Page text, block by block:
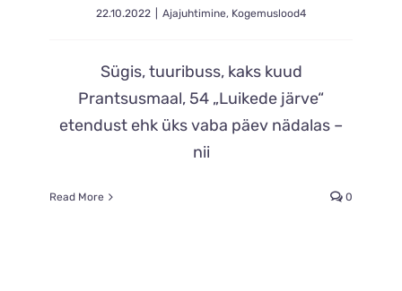
22.10.2022 Ajajuhtimine, Kogemuslood4
Sügis, tuuribuss, kaks kuud
Prantsusmaal, 54 „Luikede järve“
etendust ehk üks vaba päev nädalas –
nii
Read More 0